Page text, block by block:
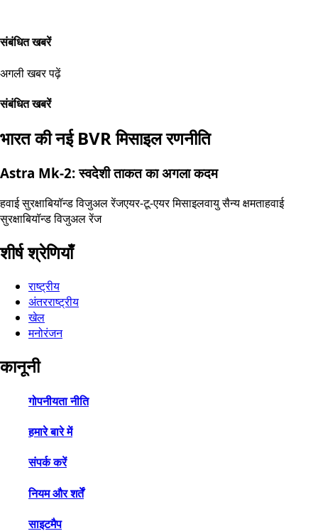
संबंधित खबरें
अगली खबर पढ़ें
संबंधित खबरें
भारत की नई BVR मिसाइल रणनीति
Astra Mk-2: स्वदेशी ताकत का अगला कदम
हवाई सुरक्षाबियॉन्ड विजुअल रेंजएयर-टू-एयर मिसाइलवायु सैन्य क्षमताहवाई
सुरक्षाबियॉन्ड विजुअल रेंज
शीर्ष श्रेणियाँ
राष्ट्रीय
अंतरराष्ट्रीय
खेल
मनोरंजन
कानूनी
गोपनीयता नीति
हमारे बारे में
संपर्क करें
नियम और शर्तें
साइटमैप